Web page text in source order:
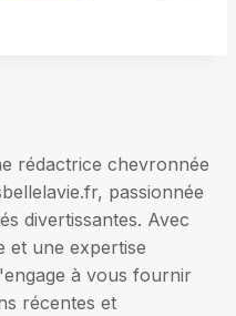
rédactrice chevronnée
passionnée
divertissantes. Avec
et une expertise
à vous fournir
récentes et